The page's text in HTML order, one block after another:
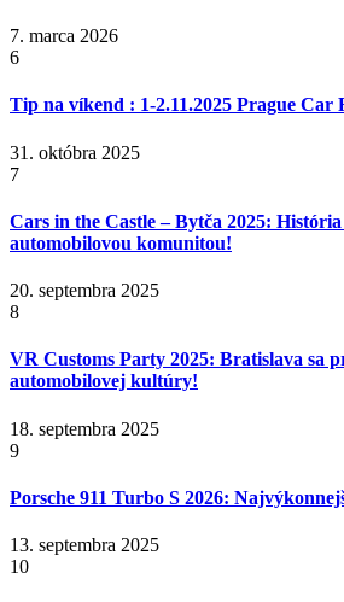
7. marca 2026
6
Tip na víkend : 1-2.11.2025 Prague Car
31. októbra 2025
7
Cars in the Castle – Bytča 2025: História
automobilovou komunitou!
20. septembra 2025
8
VR Customs Party 2025: Bratislava sa
automobilovej kultúry!
18. septembra 2025
9
Porsche 911 Turbo S 2026:
13. septembra 2025
10